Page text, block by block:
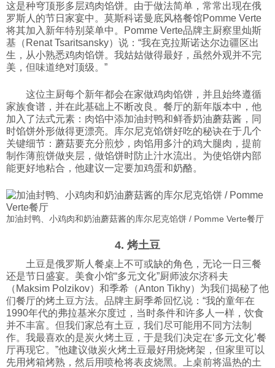
这是种穹顶形多层鸡肉馅饼。由于做法简单，常常出现在俄
罗斯人的节日家宴中。莫斯科诺曼底风格餐馆Pomme Verte
将其加入新年特别菜单中。Pomme Verte品牌主厨察里灿斯
基（Renat Tsaritsansky）说：“我在克拉斯诺达尔边疆区出
生，从小熟悉鸡肉馅饼。我姑姑做得最好，虽然外观并不完
美，但味道绝对顶级。”
这位主厨每个新年都会在家做鸡肉馅饼，并且始终遵循
家族食谱，并在此基础上不断改良。餐厅的新年版本中，他
加入了法式元素：肉馅中添加油封鸭和鲜香奶油蘑菇酱，同
时馅饼外形做得更漂亮。库尔尼克馅饼好吃的秘诀在于几个
关键细节：蘑菇要充分煎炒，肉馅用多汁的鸡大腿肉，提前
制作薄煎饼做夹层，做馅饼时防止汁水流出。为使馅饼内部
能更好地粘合，他建议一定要加鸡蛋和奶酪。
加油封鸭、小鸡肉和奶油蘑菇酱的库尔尼克馅饼 / Pomme Verte餐厅
4. 烤土豆
土豆是俄罗斯人餐桌上不可或缺的角色，无论一日三餐
还是节日盛宴。美食小馆“多元文化”厨师波尔济科夫
（Maksim Polzikov）和季希（Anton Tikhy）为我们揭秘了他
们餐厅的烤土豆方法。品牌主厨季希回忆说：“我的童年在
1990年代的弗拉基米尔度过，当时条件和许多人一样，饮食
并不丰富。但我们家总有土豆，我们尽可能用不同方法制
作。我最喜欢的是炭火烤土豆，于是我们决定在‘多元文化’餐
厅再现它。”他建议做炭火烤土豆最好用烧烤架，但家里可以
先用烤箱烤熟，然后用喷枪将表皮烧黑。上桌前将温热的土